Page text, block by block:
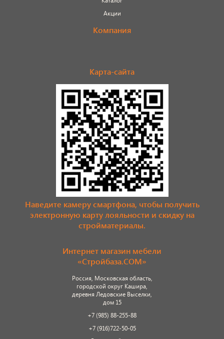
Акции
Компания
Карта-сайта
Наведите камеру смартфона, чтобы получить
электронную карту лояльности и скидку на
стройматериалы.
Интернет магазин мебели
«Стройбаза.COM»
Россия, Московская область,
городской округ Кашира,
деревня Ледовские Выселки,
дом 15
+7 (985) 88-255-88
+7 (916)722-50-05